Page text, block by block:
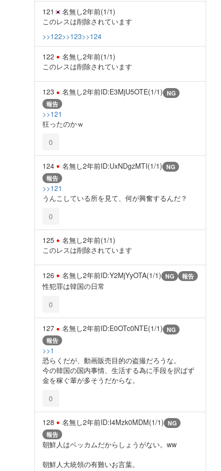
121 名無し2年前(1/1)
このレスは削除されています
>>122>>123>>124
122 名無し2年前(1/1)
このレスは削除されています
123 名無し2年前ID:E3MjU5OTE(1/1) NG
報告
>>121
狂ったのかｗ
0
124 名無し2年前ID:UxNDgzMTI(1/1) NG
報告
>>121
うんこしている所を見て、何が興奮するんだ？
0
125 名無し2年前(1/1)
このレスは削除されています
126 名無し2年前ID:Y2MjYyOTA(1/1) NG 報告
性犯罪は韓国の日常
0
127 名無し2年前ID:E0OTc0NTE(1/1) NG
報告
>>1
恐らくだが、動画販売目的の盗撮だろうな。
今の韓国の国内事情、生活する為に手段を択ばず
金を稼ぐ輩が多そうだからな。
0
128 名無し2年前ID:I4Mzk0MDM(1/1) NG
報告
朝鮮人はベッカムだからしょうがない。ww
朝鮮人大統領の有難いお言葉。